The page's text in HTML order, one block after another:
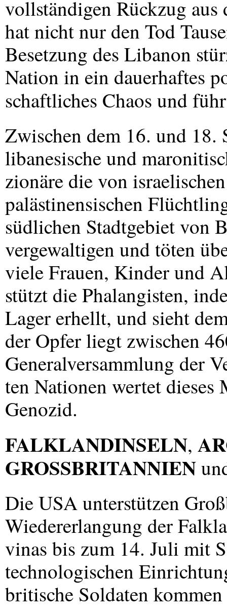
vollständigen Rückzug
hat nicht nur den Tod
Besetzung des Libanon
Nation in ein dauerhaftes
schaftliches Chaos und
Zwischen dem 16. und 18.
libanesische und
zionäre die von
palästinensischen
südlichen Stadtgebiet von
vergewaltigen und töten
viele Frauen, Kinder und
stützt die Phalangisten,
Lager erhellt, und sieht
der Opfer liegt zwischen
Generalversammlung der
ten Nationen wertet dieses
Genozid.
FALKLANDINSELN,
GROSSBRITANNIEN
DieUSAunterstützen
Wiedererlangung der
vinas bis zum 14. Juli mit
technologischen
britische Soldaten